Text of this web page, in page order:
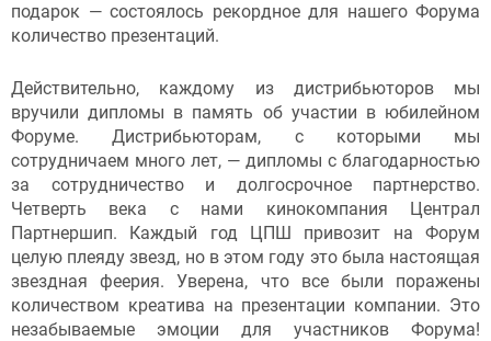
подарок — состоялось рекордное для нашего Форума
количество презентаций.
Действительно, каждому из дистрибьюторов мы
вручили дипломы в память об участии в юбилейном
Форуме. Дистрибьюторам, с которыми мы
сотрудничаем много лет, — дипломы с благодарностью
за сотрудничество и долгосрочное партнерство.
Четверть века с нами кинокомпания Централ
Партнершип. Каждый год ЦПШ привозит на Форум
целую плеяду звезд, но в этом году это была настоящая
звездная феерия. Уверена, что все были поражены
количеством креатива на презентации компании. Это
незабываемые эмоции для участников Форума!